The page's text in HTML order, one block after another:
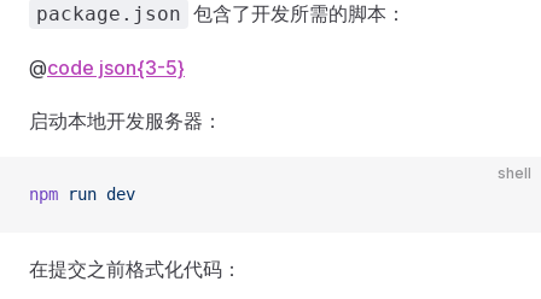
package.json 包含了开发所需的脚本：
@code json{3-5}
启动本地开发服务器：
shell
npm run dev
在提交之前格式化代码：